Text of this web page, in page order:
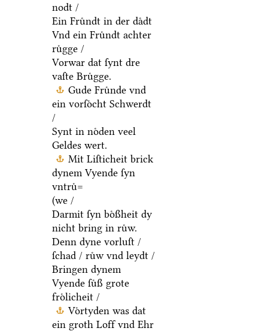
nodt /
Ein Fruͤndt in der daͤdt
Vnd ein Fruͤndt achter
ruͤgge /
Vorwar dat ſynt dre
vaſte Bruͤgge.
Gude Fruͤnde vnd
ein vorſoͤcht Schwerdt
/
Synt in noͤden veel
Geldes wert.
Mit Liſticheit brick
dynem Vyende ſyn
vntruͤ=
(we /
Darmit ſyn boͤßheit dy
nicht bring in ruͤw.
Denn dyne vorluſt /
ſchad / ruͤw vnd leydt /
Bringen dynem
Vyende ſuͤß grote
froͤlicheit /
Voͤrtyden was dat
ein groth Loff vnd Ehr